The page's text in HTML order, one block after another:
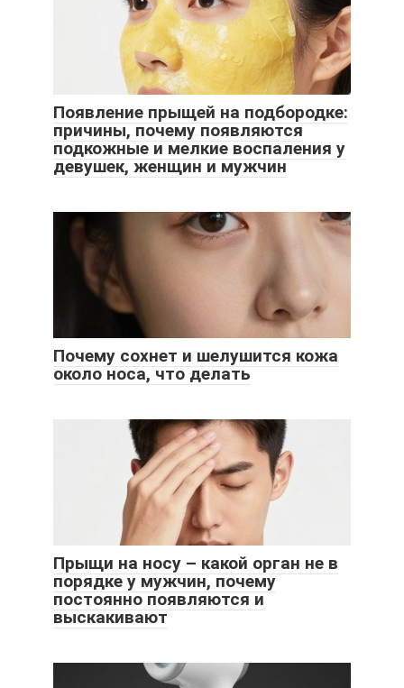
Появление прыщей на подбородке:
причины, почему появляются
подкожные и мелкие воспаления у
девушек, женщин и мужчин
Почему сохнет и шелушится кожа
около носа, что делать
Прыщи на носу – какой орган не в
порядке у мужчин, почему
постоянно появляются и
выскакивают